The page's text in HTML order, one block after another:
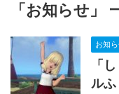
「お知らせ」
お知
「
ル